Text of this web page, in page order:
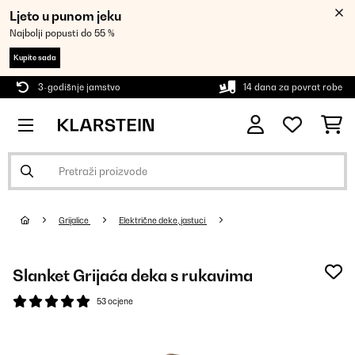
Ljeto u punom jeku
Najbolji popusti do 55 %
Kupite sada
3-godišnje jamstvo 14 dana za povrat robe
Grijalice Električne deke, jastuci
Slanket Grijaća deka s rukavima
53 ocjene